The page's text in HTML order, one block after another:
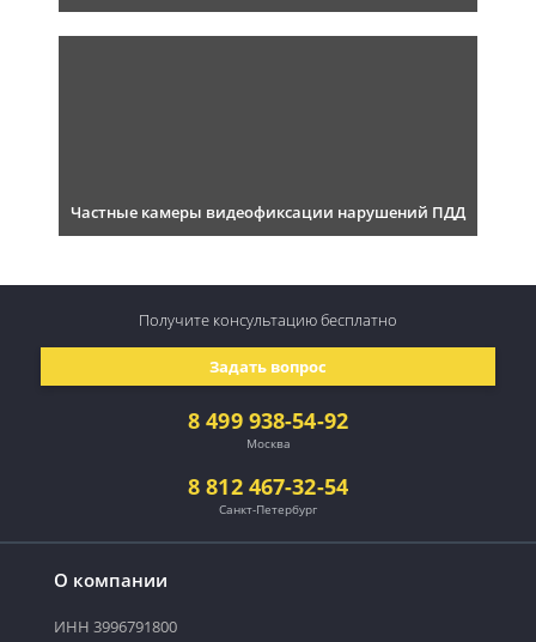
Частные камеры видеофиксации нарушений ПДД
О компании
ИНН 3996791800
8 499 938-54-92
Москва
8 812 467-32-54
Санкт-Петербург
Задать вопрос
Получите консультациюбесплатно